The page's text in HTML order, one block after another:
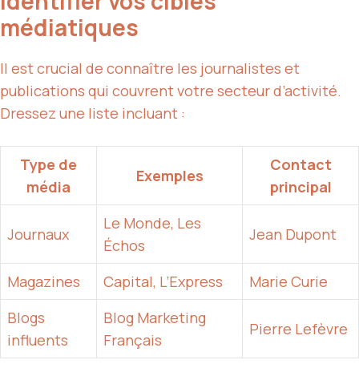
médiatiques
Il est crucial de connaître les journalistes et
publications qui couvrent votre secteur d’activité.
Dressez une liste incluant :
Type de
média
Exemples
Contact
principal
Journaux
Le Monde, Les
Échos
Jean Dupont
Magazines Capital, L’Express
Marie Curie
Blogs
influents
Blog Marketing
Français
Pierre Lefèvre